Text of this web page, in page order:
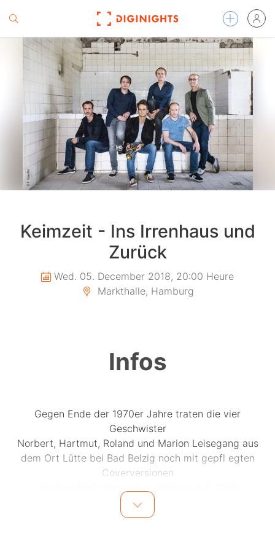
Keimzeit - Ins Irrenhaus und
Zurück
Wed. 05. December 2018, 20:00 Heure
Markthalle, Hamburg
Infos
Gegen Ende der 1970er Jahre traten die vier
Geschwister
Norbert, Hartmut, Roland und Marion Leisegang aus
dem Ort Lütte bei Bad Belzig noch mit gepfl egten
Coverversionen
formierten sie sich dann unter dem Namen Jogger zu
einer Band. Norbert Leisegang wurde zum Frontmann